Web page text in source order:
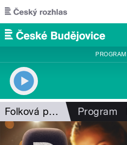
Přejít k hlavnímu obsahu
PROGRAM
Folková pohlazení Program